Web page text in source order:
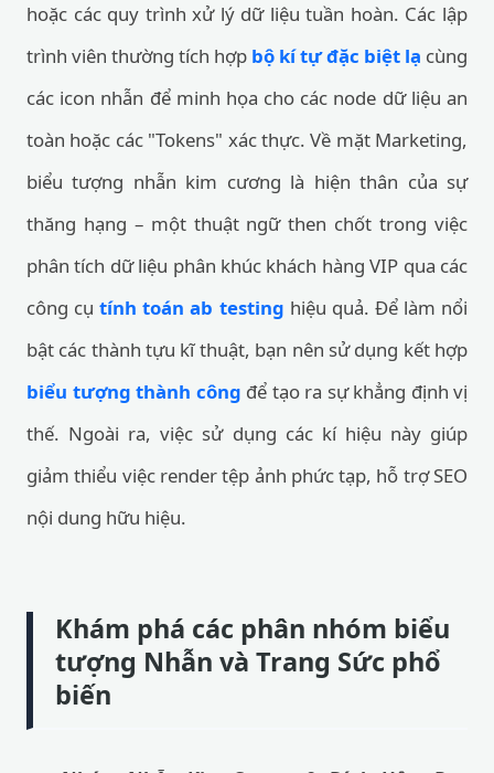
hoặc các quy trình xử lý dữ liệu tuần hoàn. Các lập
trình viên thường tích hợp bộ kí tự đặc biệt lạ cùng
các icon nhẫn để minh họa cho các node dữ liệu an
toàn hoặc các "Tokens" xác thực. Về mặt Marketing,
biểu tượng nhẫn kim cương là hiện thân của sự
thăng hạng – một thuật ngữ then chốt trong việc
phân tích dữ liệu phân khúc khách hàng VIP qua các
công cụtính toán ab testing hiệu quả. Để làm nổi
bật các thành tựu kĩ thuật, bạn nên sử dụng kết hợp
biểu tượng thành công để tạo ra sự khẳng định vị
thế. Ngoài ra, việc sử dụng các kí hiệu này giúp
giảm thiểu việc render tệp ảnh phức tạp, hỗ trợ SEO
nội dung hữu hiệu.
Khám phá các phân nhóm biểu
tượng Nhẫn và Trang Sức phổ
biến